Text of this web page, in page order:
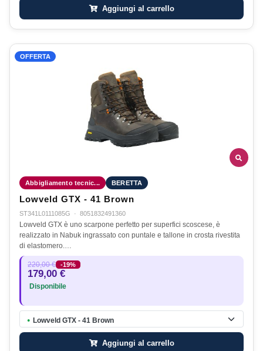
Aggiungi al carrello
OFFERTA
Abbigliamento tecnic... BERETTA
Lowveld GTX - 41 Brown
ST341L0111085G · 8051832491360
Lowveld GTX è uno scarpone perfetto per superfici scoscese, è
realizzato in Nabuk ingrassato con puntale e tallone in crosta rivestita
di elastomero.…
220,00 € -19%
179,00 €
Disponibile
● Lowveld GTX - 41 Brown
Aggiungi al carrello